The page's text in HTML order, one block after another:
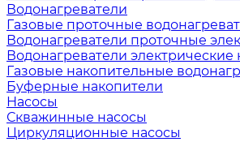
Водонагреватели
Газовые проточные
Водонагреватели проточные
Водонагреватели
Газовые накопительные
Буферные накопители
Насосы
Скважинные насосы
Циркуляционные насосы